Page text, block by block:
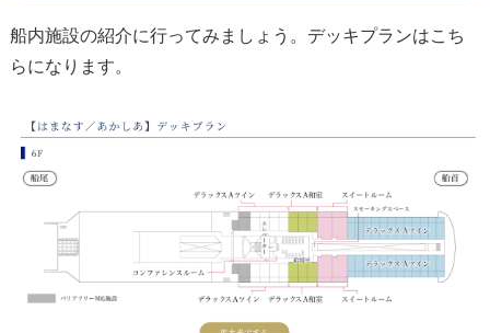
船内施設の紹介に行ってみましょう。デッキプランはこち
らになります。